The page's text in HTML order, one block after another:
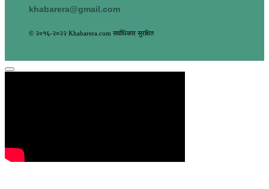
khabarera@gmail.com
© २०१६-२०२२ Khabarera.com सर्वाधिकार सुरक्षित